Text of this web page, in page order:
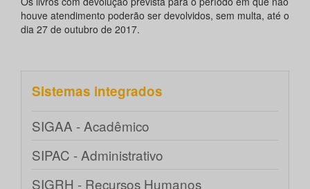
houve atendimento poderão ser devolvidos, sem multa, até o
dia 27 de outubro de 2017.
Sistemas integrados
SIGAA - Acadêmico
SIPAC - Administrativo
SIGRH - Recursos Humanos